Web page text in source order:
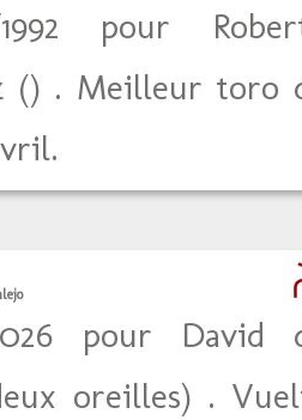
pour
() . Meilleur toro
pour David
oreilles) .